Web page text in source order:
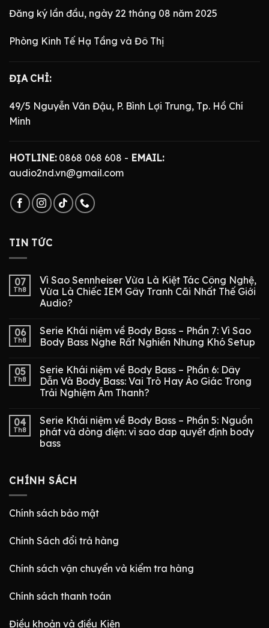
Đăng ký lần đầu, ngày 22 tháng 08 năm 2025
Phòng Kinh Tế Hạ Tầng và Đô Thị
ĐỊA CHỈ:
49/5 Nguyễn Văn Đậu, P. Bình Lợi Trung, Tp. Hồ Chí
Minh
HOTLINE:0868 068 608 - EMAIL:
audio2nd.vn@gmail.com
TIN TỨC
07
Th8
Vì Sao Sennheiser Vừa Là Kiệt Tác Công Nghệ,
Vừa Là Chiếc IEM Gây Tranh Cãi Nhất Thế Giới
Audio?
06
Th8
Serie Khái niệm về Body Bass – Phần 7: Vì Sao
Body Bass Nghe Rất Nghiền Nhưng Khó Setup
05
Th8
Serie Khái niệm về Body Bass – Phần 6: Dây
Dẫn Và Body Bass: Vai Trò Hay Ảo Giác Trong
Trải Nghiệm Âm Thanh?
04
Th8
Serie Khái niệm về Body Bass – Phần 5: Nguồn
phát và dòng điện: vì sao dap quyết định body
bass
CHÍNH SÁCH
Chính sách bảo mật
Chính Sách đổi trả hàng
Chính sách vận chuyển và kiểm tra hàng
Chính sách thanh toán
Điều khoản và điều Kiện